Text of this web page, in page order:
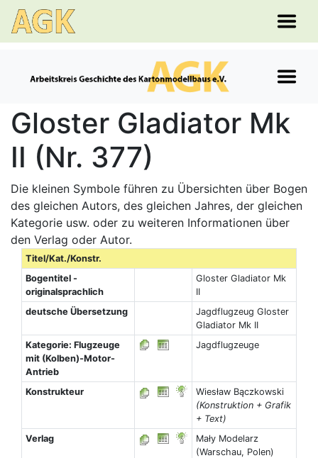
Gloster Gladiator Mk
II (Nr. 377)
Die kleinen Symbole führen zu Übersichten über Bogen
des gleichen Autors, des gleichen Jahres, der gleichen
Kategorie usw. oder zu weiteren Informationen über
den Verlag oder Autor.
Titel/Kat./Konstr.
Bogentitel -
originalsprachlich
Gloster Gladiator Mk
II
deutsche Übersetzung
Jagdflugzeug Gloster
Gladiator Mk II
Kategorie: Flugzeuge
mit (Kolben)-Motor-
Antrieb
Jagdflugzeuge
Konstrukteur
Wiesław Bączkowski
(Konstruktion + Grafik
+ Text)
Verlag
Mały Modelarz
(Warschau, Polen)